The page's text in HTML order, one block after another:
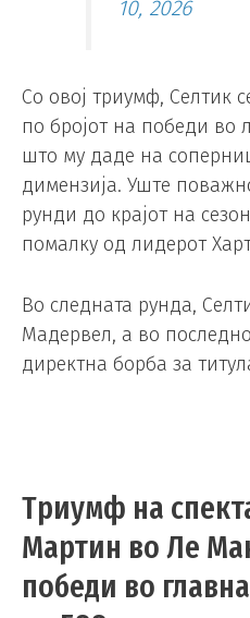
10, 2026
Со овој триумф, Селтик
по бројот на победи во
што му даде на
димензија. Уште
рунди до крајот на
помалку од лидерот
Во следната рунда,
Мадервел, а во
директна борба за
Триумф на
Мартин во Ле
победи во